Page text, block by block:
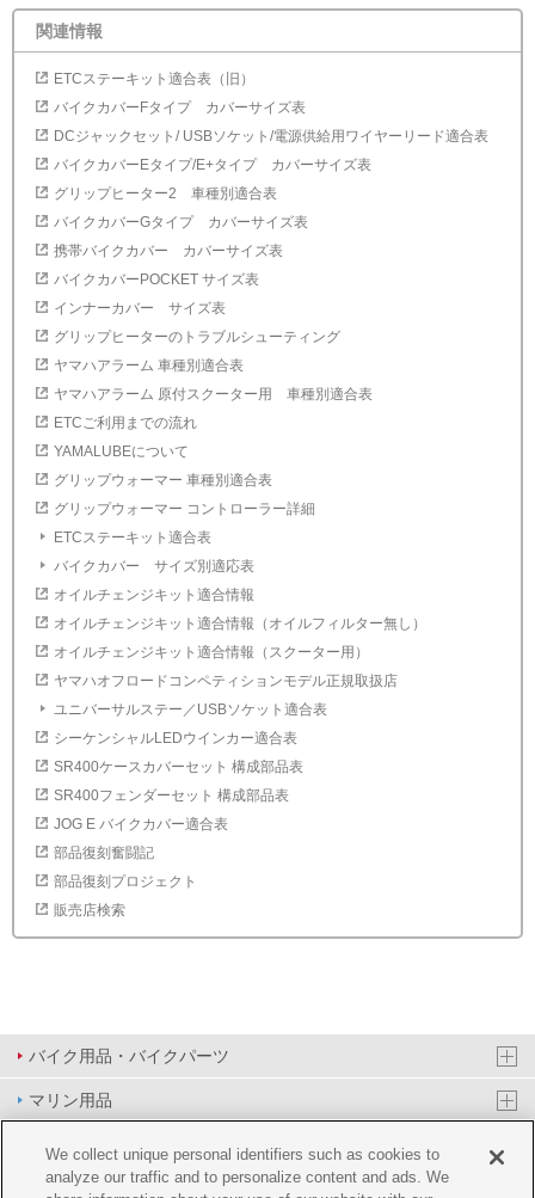
関連情報
ETCステーキット適合表（旧）
バイクカバーFタイプ カバーサイズ表
DCジャックセット/ USBソケット/電源供給用ワイヤーリード適合表
バイクカバーEタイプ/E+タイプ カバーサイズ表
グリップヒーター2 車種別適合表
バイクカバーGタイプ カバーサイズ表
携帯バイクカバー カバーサイズ表
バイクカバーPOCKET サイズ表
インナーカバー サイズ表
グリップヒーターのトラブルシューティング
ヤマハアラーム 車種別適合表
ヤマハアラーム 原付スクーター用 車種別適合表
ETCご利用までの流れ
YAMALUBEについて
グリップウォーマー 車種別適合表
グリップウォーマー コントローラー詳細
ETCステーキット適合表
バイクカバー サイズ別適応表
オイルチェンジキット適合情報
オイルチェンジキット適合情報（オイルフィルター無し）
オイルチェンジキット適合情報（スクーター用）
ヤマハオフロードコンペティションモデル正規取扱店
ユニバーサルステー／USBソケット適合表
シーケンシャルLEDウインカー適合表
SR400ケースカバーセット 構成部品表
SR400フェンダーセット 構成部品表
JOG E バイクカバー適合表
部品復刻奮闘記
部品復刻プロジェクト
販売店検索
バイク用品・バイクパーツ
マリン用品
PAS/YPJ用品
その他用品
We collect unique personal identifiers such as cookies to
analyze our traffic and to personalize content and ads. We